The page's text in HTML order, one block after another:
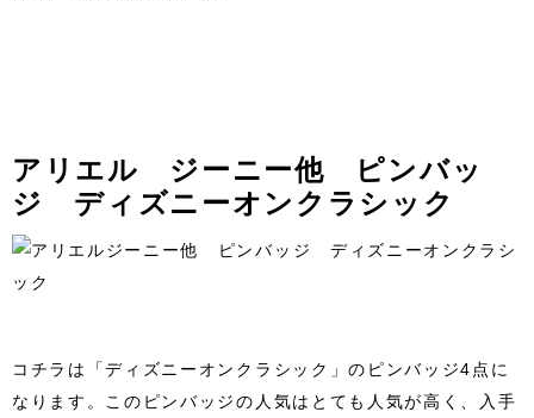
アリエル ジーニー他 ピンバッ
ジ ディズニーオンクラシック
コチラは「ディズニーオンクラシック」のピンバッジ4点に
なります。このピンバッジの人気はとても人気が高く、入手